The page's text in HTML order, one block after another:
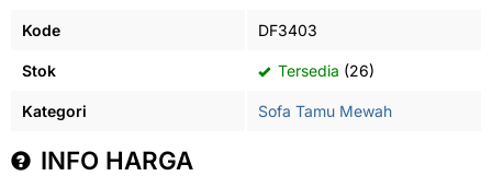
Kode DF3403
Stok Tersedia (26)
Kategori Sofa Tamu Mewah
INFO HARGA